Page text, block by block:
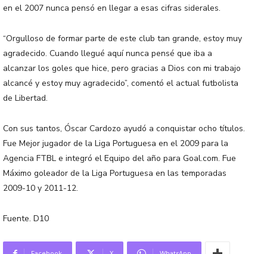
en el 2007 nunca pensó en llegar a esas cifras siderales.
“Orgulloso de formar parte de este club tan grande, estoy muy
agradecido. Cuando llegué aquí nunca pensé que iba a
alcanzar los goles que hice, pero gracias a Dios con mi trabajo
alcancé y estoy muy agradecido”, comentó el actual futbolista
de Libertad.
Con sus tantos, Óscar Cardozo ayudó a conquistar ocho títulos.
Fue Mejor jugador de la Liga Portuguesa en el 2009 para la
Agencia FTBL e integró el Equipo del año para Goal.com. Fue
Máximo goleador de la Liga Portuguesa en las temporadas
2009-10 y 2011-12.
Fuente. D10